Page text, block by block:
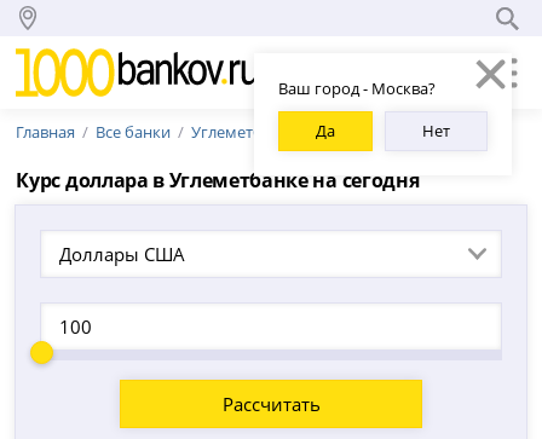
Ваш город - Москва?
Да
Нет
Главная Все банки Углеметбанк
Курс доллара в Углеметбанке на сегодня
Доллары США
Рассчитать